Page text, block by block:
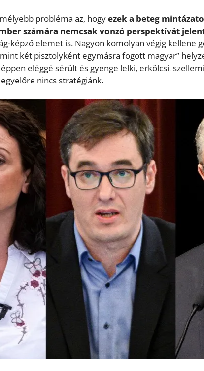
probléma az, hogyezek a beteg
számára nemcsak vonzó perspektívát
képző elemet is. Nagyon komolyan végig kellene
két pisztolyként egymásra fogott magyar”
eléggé sérült és gyenge lelki, erkölcsi,
nincs stratégiánk.